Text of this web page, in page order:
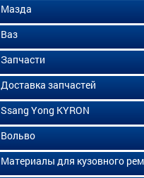
Мазда
Ваз
Запчасти
Доставка запчастей
Ssang Yong KYRON
Вольво
Материалы для кузовного